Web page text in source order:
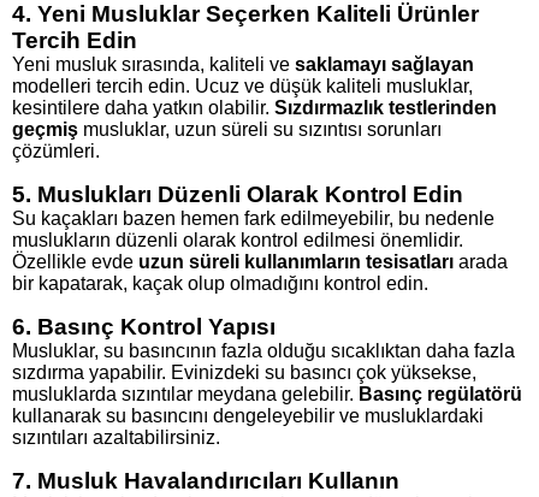
4. Yeni Musluklar Seçerken Kaliteli Ürünler
Tercih Edin
Yeni musluk sırasında, kaliteli ve saklamayı sağlayan
modelleri tercih edin. Ucuz ve düşük kaliteli musluklar,
kesintilere daha yatkın olabilir. Sızdırmazlık testlerinden
geçmiş musluklar, uzun süreli su sızıntısı sorunları
çözümleri.
5. Muslukları Düzenli Olarak Kontrol Edin
Su kaçakları bazen hemen fark edilmeyebilir, bu nedenle
muslukların düzenli olarak kontrol edilmesi önemlidir.
Özellikle evde uzun süreli kullanımların tesisatları arada
bir kapatarak, kaçak olup olmadığını kontrol edin.
6. Basınç Kontrol Yapısı
Musluklar, su basıncının fazla olduğu sıcaklıktan daha fazla
sızdırma yapabilir. Evinizdeki su basıncı çok yüksekse,
musluklarda sızıntılar meydana gelebilir. Basınç regülatörü
kullanarak su basıncını dengeleyebilir ve musluklardaki
sızıntıları azaltabilirsiniz.
7. Musluk Havalandırıcıları Kullanın